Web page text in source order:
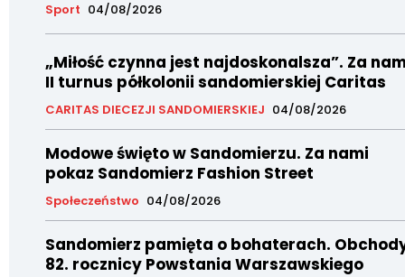
Sport 04/08/2026
„Miłość czynna jest najdoskonalsza”. Za
II turnus półkolonii sandomierskiej Caritas
CARITAS DIECEZJI SANDOMIERSKIEJ 04/08/2026
Modowe święto w Sandomierzu. Za nami
pokaz Sandomierz Fashion Street
Społeczeństwo 04/08/2026
Sandomierz pamięta o bohaterach.
82. rocznicy Powstania Warszawskiego